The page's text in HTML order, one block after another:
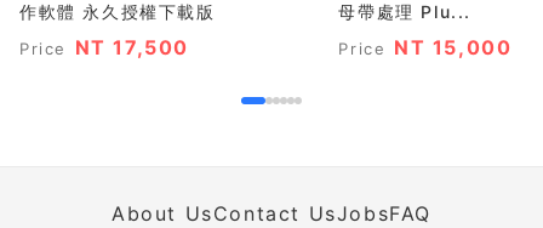
作軟體 永久授權下載版
Price NT 17,500
母帶處理 Plu...
Price NT 15,000
About UsContact UsJobsFAQ